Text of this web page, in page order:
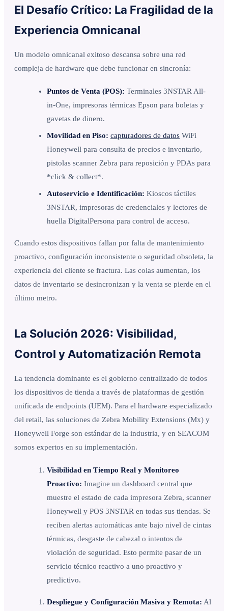
El Desafío Crítico: La Fragilidad de la
Experiencia Omnicanal
Un modelo omnicanal exitoso descansa sobre una red
compleja de hardware que debe funcionar en sincronía:
Puntos de Venta (POS): Terminales 3NSTAR All-
in-One, impresoras térmicas Epson para boletas y
gavetas de dinero.
Movilidad en Piso: capturadores de datos WiFi
Honeywell para consulta de precios e inventario,
pistolas scanner Zebra para reposición y PDAs para
*click & collect*.
Autoservicio e Identificación: Kioscos táctiles
3NSTAR, impresoras de credenciales y lectores de
huella DigitalPersona para control de acceso.
Cuando estos dispositivos fallan por falta de mantenimiento
proactivo, configuración inconsistente o seguridad obsoleta, la
experiencia del cliente se fractura. Las colas aumentan, los
datos de inventario se desincronizan y la venta se pierde en el
último metro.
La Solución 2026: Visibilidad,
Control y Automatización Remota
La tendencia dominante es el gobierno centralizado de todos
los dispositivos de tienda a través de plataformas de gestión
unificada de endpoints (UEM). Para el hardware especializado
del retail, las soluciones de Zebra Mobility Extensions (Mx) y
Honeywell Forge son estándar de la industria, y en SEACOM
somos expertos en su implementación.
Visibilidad en Tiempo Real y Monitoreo
Proactivo: Imagine un dashboard central que
muestre el estado de cada impresora Zebra, scanner
Honeywell y POS 3NSTAR en todas sus tiendas. Se
reciben alertas automáticas ante bajo nivel de cintas
térmicas, desgaste de cabezal o intentos de
violación de seguridad. Esto permite pasar de un
servicio técnico reactivo a uno proactivo y
predictivo.
Despliegue y Configuración Masiva y Remota: Al